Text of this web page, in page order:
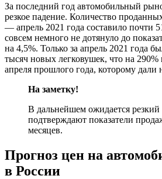
За последний год автомобильный
резкое падение. Количество
— апрель 2021 года составило почти
совсем немного не дотянуло до
на 4,5%. Только за апрель 2021 года
тысяч новых легковушек, что на 290%
апреля прошлого года, которому дали
На заметку!
В дальнейшем ожидается резкий
подтверждают показатели
месяцев.
Прогноз цен на
в России